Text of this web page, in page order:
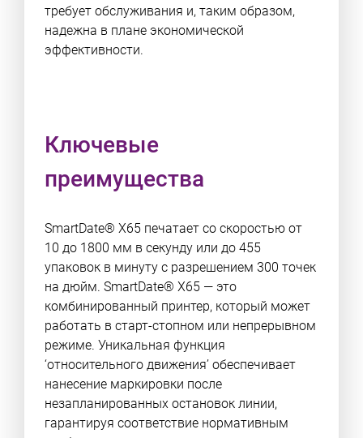
требует обслуживания и, таким образом,
надежна в плане экономической
эффективности.
Ключевые
преимущества
SmartDate® X65 печатает со скоростью от
10 до 1800 мм в секунду или до 455
упаковок в минуту с разрешением 300 точек
на дюйм. SmartDate® X65 — это
комбинированный принтер, который может
работать в старт-стопном или непрерывном
режиме. Уникальная функция
‘относительного движения’ обеспечивает
нанесение маркировки после
незапланированных остановок линии,
гарантируя соответствие нормативным